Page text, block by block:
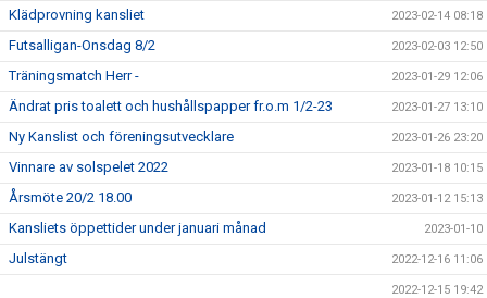
Klädprovning kansliet 2023-02-14 08:18
Futsalligan-Onsdag 8/2 2023-02-03 12:50
Träningsmatch Herr - 2023-01-29 12:06
Ändrat pris toalett och hushållspapper fr.o.m 1/2-23 2023-01-27 13:10
Ny Kanslist och föreningsutvecklare 2023-01-26 23:20
Vinnare av solspelet 2022 2023-01-18 10:15
Årsmöte 20/2 18.00 2023-01-12 15:13
Kansliets öppettider under januari månad 2023-01-10
Julstängt 2022-12-16 11:06
2022-12-15 19:42